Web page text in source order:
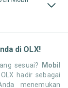
di OLX!
sesuai? Mobil
hadir sebagai
menemukan